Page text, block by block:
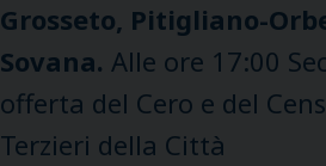
Grosseto, Pitigliano-
Sovana. Alle ore 17:00
offerta del Cero e del
Terzieri della Città